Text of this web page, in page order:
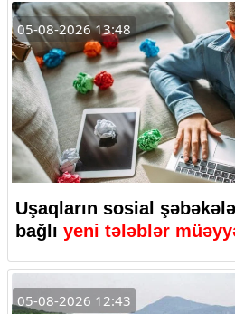
05-08-2026 13:48
Uşaqların sosial
bağlı yeni tələblər
05-08-2026 12:43